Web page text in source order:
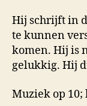
Hij schrijft in
te kunnen
komen. Hij is
gelukkig. Hij
Muziek op 10;